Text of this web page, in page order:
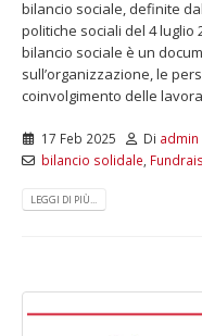
bilancio sociale, definite
politiche sociali del 4 luglio
bilancio sociale è un
sull’organizzazione, le
coinvolgimento delle
17 Feb 2025 Di admin
bilancio solidale
LEGGI DI PIÙ...